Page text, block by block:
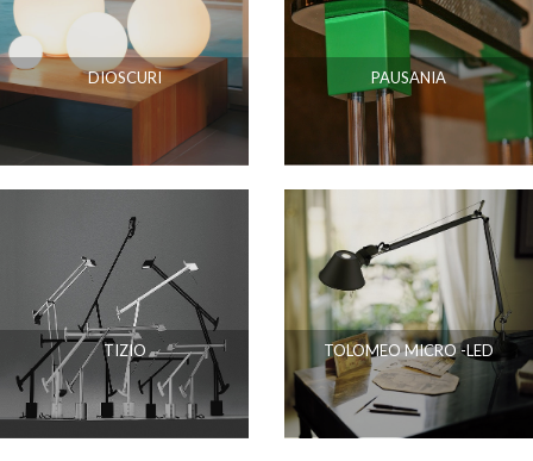
DIOSCURI PAUSANIA
TIZIO TOLOMEO MICRO -LED